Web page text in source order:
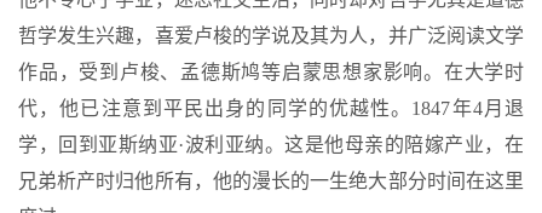
哲学发生兴趣，喜爱卢梭的学说及其为人，并广泛阅读文学
作品，受到卢梭、孟德斯鸠等启蒙思想家影响。在大学时
代，他已注意到平民出身的同学的优越性。1847年4月退
学，回到亚斯纳亚·波利亚纳。这是他母亲的陪嫁产业，在
兄弟析产时归他所有，他的漫长的一生绝大部分时间在这里